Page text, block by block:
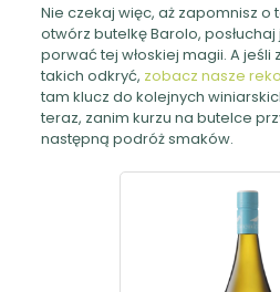
Nie czekaj więc, aż zapomnisz o
otwórz butelkę Barolo,
porwać tej włoskiej magii. A
takich odkryć, zobacz nasze
tam klucz do kolejnych
teraz, zanim kurzu na butelce
następną podróż smaków.